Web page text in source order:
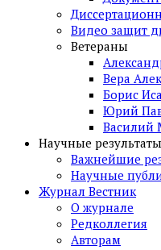
Видео защит
Ветераны
Вера
Борис
Юрий
Василий
Научные результаты
Важнейшие
Научные
Журнал Вестник
О журнале
Редколлегия
Авторам